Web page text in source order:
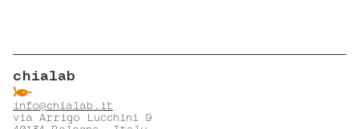
chialab
ẞ
info@chialab.it
via Arrigo Lucchini 9